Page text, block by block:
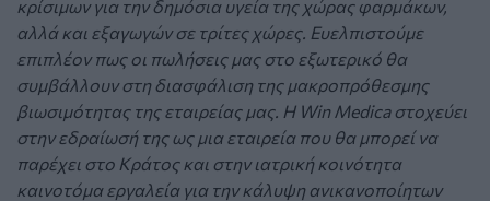
κρίσιμων για την δημόσια υγεία της χώρας φαρμάκων,
αλλά και εξαγωγών σε τρίτες χώρες. Ευελπιστούμε
επιπλέον πως οι πωλήσεις μας στο εξωτερικό θα
συμβάλλουν στη διασφάλιση της μακροπρόθεσμης
βιωσιμότητας της εταιρείας μας. Η Win Medica στοχεύει
στην εδραίωσή της ως μια εταιρεία που θα μπορεί να
παρέχει στο Κράτος και στην ιατρική κοινότητα
καινοτόμα εργαλεία για την κάλυψη ανικανοποίητων